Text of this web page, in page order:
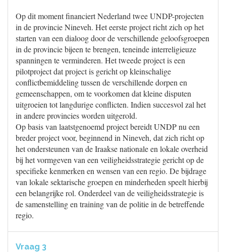
Op dit moment financiert Nederland twee UNDP-projecten
in de provincie Nineveh. Het eerste project richt zich op het
starten van een dialoog door de verschillende geloofsgroepen
in de provincie bijeen te brengen, teneinde interreligieuze
spanningen te verminderen. Het tweede project is een
pilotproject dat project is gericht op kleinschalige
conflictbemiddeling tussen de verschillende dorpen en
gemeenschappen, om te voorkomen dat kleine disputen
uitgroeien tot langdurige conflicten. Indien succesvol zal het
in andere provincies worden uitgerold.
Op basis van laatstgenoemd project bereidt UNDP nu een
breder project voor, beginnend in Nineveh, dat zich richt op
het ondersteunen van de Iraakse nationale en lokale overheid
bij het vormgeven van een veiligheidsstrategie gericht op de
specifieke kenmerken en wensen van een regio. De bijdrage
van lokale sektarische groepen en minderheden speelt hierbij
een belangrijke rol. Onderdeel van de veiligheidsstrategie is
de samenstelling en training van de politie in de betreffende
regio.
Vraag 3